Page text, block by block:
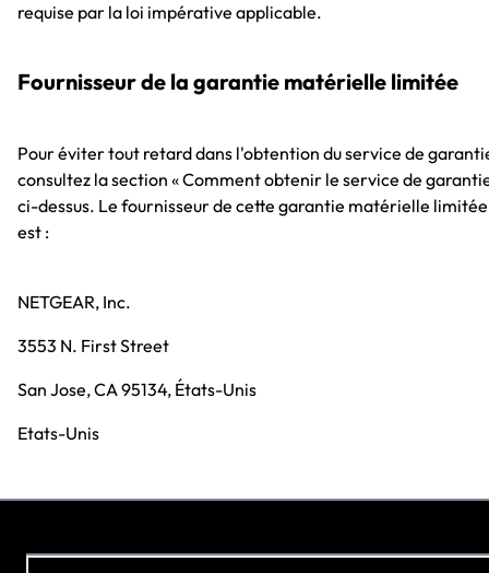
requise par la loi impérative applicable.
Fournisseur de la garantie matérielle limitée
Pour éviter tout retard dans l'obtention du service de
consultez la section « Comment obtenir le service de
ci-dessus. Le fournisseur de cette garantie matérielle limitée
est :
NETGEAR, Inc.
3553 N. First Street
San Jose, CA 95134, États-Unis
Etats-Unis